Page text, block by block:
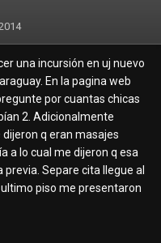
una incursión en uj nuevo
En la pagina web
por cuantas chicas
2. Adicionalmente
q eran masajes
a lo cual me dijeron q esa
Separe cita llegue al
piso me presentaron